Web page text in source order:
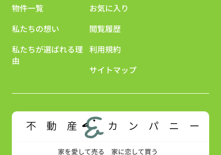
物件一覧
私たちの想い
私たちが選ばれる理
由
お気に入り
閲覧履歴
利用規約
サイトマップ